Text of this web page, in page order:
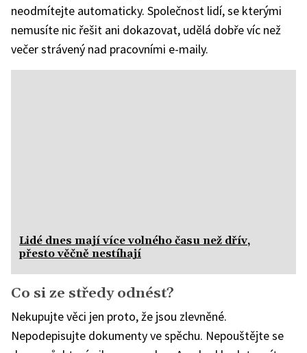
neodmítejte automaticky. Společnost lidí, se kterými
nemusíte nic řešit ani dokazovat, udělá dobře víc než
večer strávený nad pracovními e-maily.
Lidé dnes mají více volného času než dřív,
přesto věčně nestíhají
Co si ze středy odnést?
Nekupujte věci jen proto, že jsou zlevněné.
Nepodepisujte dokumenty ve spěchu. Nepouštějte se